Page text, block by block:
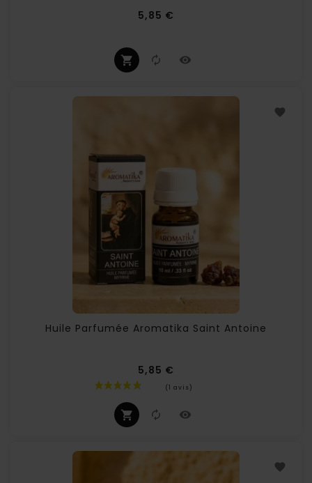
5,85 €
Huile Parfumée Aromatika Saint Antoine
5,85 €